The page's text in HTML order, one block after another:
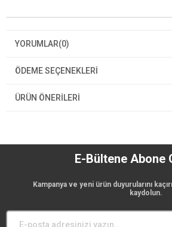
YORUMLAR(0)
ÖDEME SEÇENEKLERI
ÜRÜN ÖNERILERI
E-Bültene Abone
Kampanya ve yeni ürün duyurularını
kaydolun.